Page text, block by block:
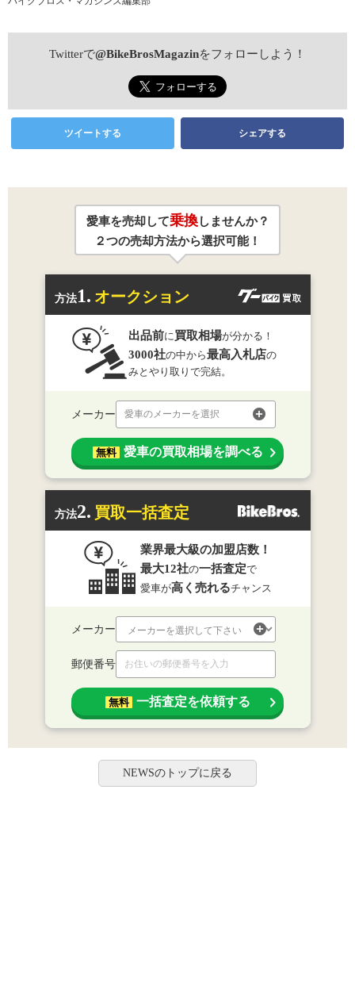
Twitterで@BikeBrosMagazinをフォローしよう！
ツイートする シェアする
愛車を売却して乗換しませんか？
２つの売却方法から選択可能！
方法1. オークション
出品前に買取相場が分かる！
3000社の中から最高入札店の
みとやり取りで完結。
メーカー 愛車のメーカーを選択
無料 愛車の買取相場を調べる
方法2. 買取一括査定
業界最大級の加盟店数！
最大12社の一括査定で
愛車が高く売れるチャンス
メーカー
郵便番号
無料 一括査定を依頼する
NEWSのトップに戻る